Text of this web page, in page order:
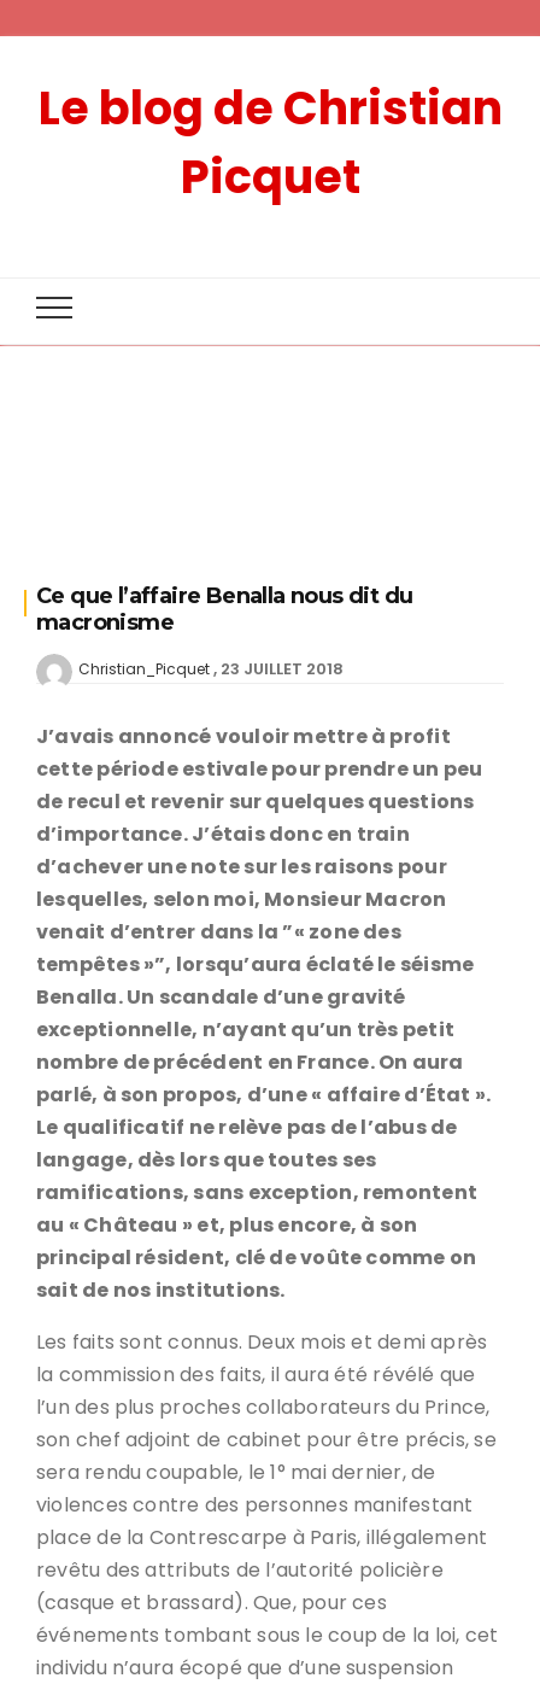
Le blog de Christian
Picquet
Ce que l’affaire Benalla nous dit du
macronisme
Christian_Picquet 23 JUILLET 2018
J’avais annoncé vouloir mettre à profit
cette période estivale pour prendre un peu
de recul et revenir sur quelques questions
d’importance. J’étais donc en train
d’achever une note sur les raisons pour
lesquelles, selon moi, Monsieur Macron
venait d’entrer dans la ”« zone des
tempêtes »”, lorsqu’aura éclaté le séisme
Benalla. Un scandale d’une gravité
exceptionnelle, n’ayant qu’un très petit
nombre de précédent en France. On aura
parlé, à son propos, d’une « affaire d’État ».
Le qualificatif ne relève pas de l’abus de
langage, dès lors que toutes ses
ramifications, sans exception, remontent
au « Château » et, plus encore, à son
principal résident, clé de voûte comme on
sait de nos institutions.
Les faits sont connus. Deux mois et demi après
la commission des faits, il aura été révélé que
l’un des plus proches collaborateurs du Prince,
son chef adjoint de cabinet pour être précis, se
sera rendu coupable, le 1° mai dernier, de
violences contre des personnes manifestant
place de la Contrescarpe à Paris, illégalement
revêtu des attributs de l’autorité policière
(casque et brassard). Que, pour ces
événements tombant sous le coup de la loi, cet
individu n’aura écopé que d’une suspension